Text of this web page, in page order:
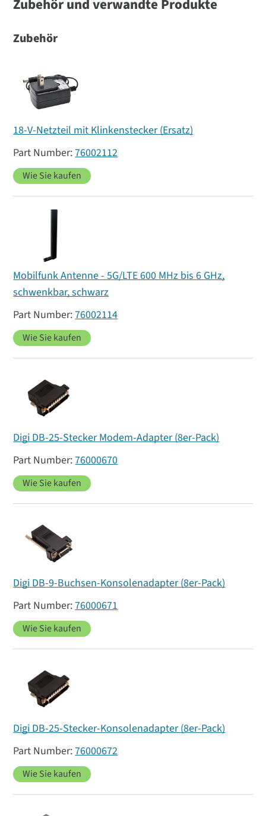
Zubehör und verwandte Produkte
Zubehör
18-V-Netzteil mit Klinkenstecker (Ersatz)
76002112
Wie Sie kaufen
Mobilfunk Antenne - 5G/LTE 600 MHz bis 6 GHz,
schwenkbar, schwarz
76002114
Wie Sie kaufen
Digi DB-25-Stecker Modem-Adapter (8er-Pack)
76000670
Wie Sie kaufen
Digi DB-9-Buchsen-Konsolenadapter (8er-Pack)
76000671
Wie Sie kaufen
Digi DB-25-Stecker-Konsolenadapter (8er-Pack)
76000672
Wie Sie kaufen